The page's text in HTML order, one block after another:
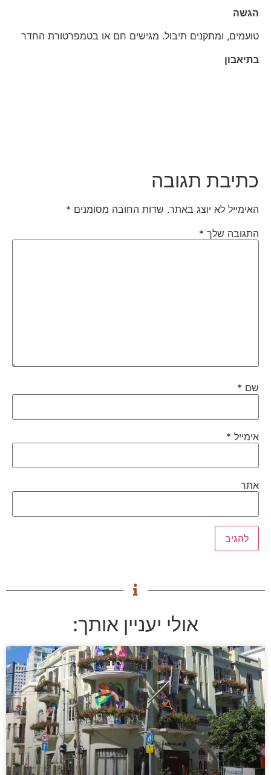
הגשה
טועמים, ומתקנים תיבול. מגישים חם או בטמפרטורת החדר
בתיאבון
כתיבת תגובה
האימייל לא יוצג באתר. שדות החובה מסומנים*
התגובה שלך*
שם*
אימייל*
אתר
אולי יעניין אותך: